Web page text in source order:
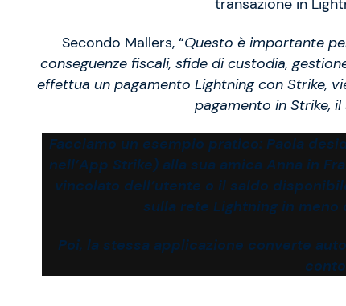
transazione in
Secondo Mallers, “Questo è importante
conseguenze fiscali, sfide di custodia,
effettua un pagamento Lightning con Strike,
pagamento in Strike,
Facciamo un esempio pratico: Paola
nell’App Strike) alla sua amica Anna in
vincolato dell’utente o il saldo
sulla rete Lightning in
Poi, la stessa applicazione converte